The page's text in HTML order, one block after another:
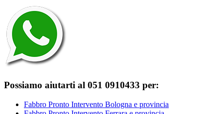
Possiamo aiutarti al 051 0910433 per:
Fabbro Pronto Intervento Bologna e provincia